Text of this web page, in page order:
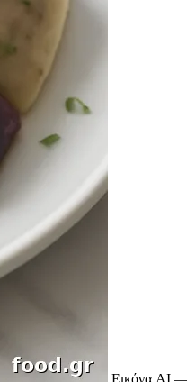
Εικόνα AI —